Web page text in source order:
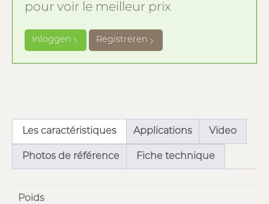
pour voir le meilleur prix
Inloggen Registreren
Les caractéristiques Applications Video
Photos de référence Fiche technique
Poids